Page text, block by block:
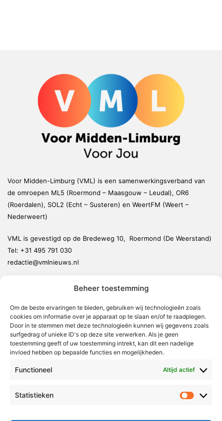
Beheer toestemming
Om de beste ervaringen te bieden, gebruiken wij technologieën zoals
cookies om informatie over je apparaat op te slaan en/of te raadplegen.
Door in te stemmen met deze technologieën kunnen wij gegevens zoals
surfgedrag of unieke ID's op deze site verwerken. Als je geen
toestemming geeft of uw toestemming intrekt, kan dit een nadelige
invloed hebben op bepaalde functies en mogelijkheden.
Functioneel Altijd actief
Statistieken
Voor Midden-Limburg (VML) is een samenwerkingsverband van
de omroepen ML5 (Roermond – Maasgouw – Leudal), OR6
(Roerdalen), SOL2 (Echt – Susteren) en WeertFM (Weert –
Nederweert)
VML is gevestigd op de Bredeweg 10, Roermond (De Weerstand)
Tel: +31 495 791 030
redactie@vmlnieuws.nl
Leudal
Maasgouw
Echt-Susteren